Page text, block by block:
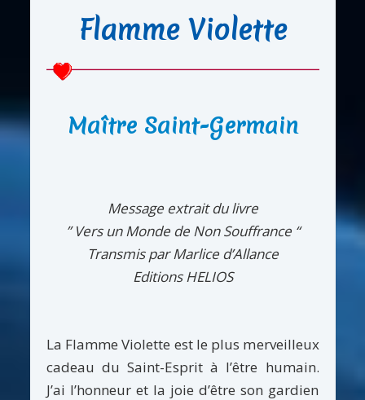
Flamme Violette
Maître Saint-Germain
Message extrait du livre
” Vers un Monde de Non Souffrance “
Transmis par Marlice d’Allance
Editions HELIOS
La Flamme Violette est le plus merveilleux
cadeau du Saint-Esprit à l’être humain.
J’ai l’honneur et la joie d’être son gardien